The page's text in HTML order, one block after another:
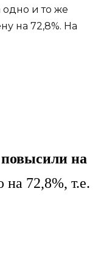
одно и то же
на 72,8%. На
повысили на
72,8%, т.е.